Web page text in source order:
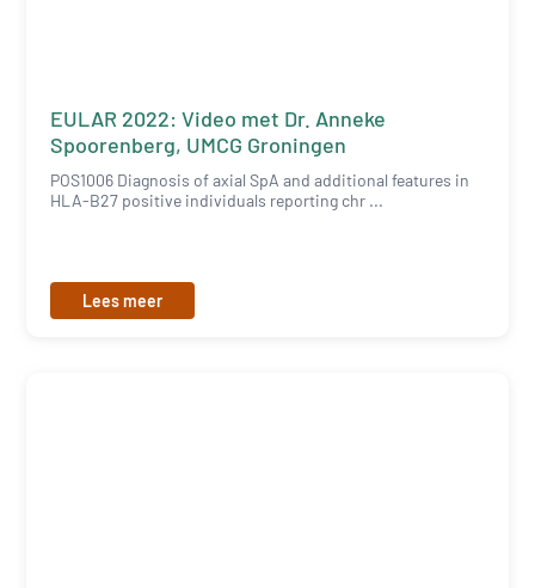
EULAR 2022: Video met Dr. Anneke
Spoorenberg, UMCG Groningen
POS1006 Diagnosis of axial SpA and additional features in
HLA-B27 positive individuals reporting chr ...
Lees meer